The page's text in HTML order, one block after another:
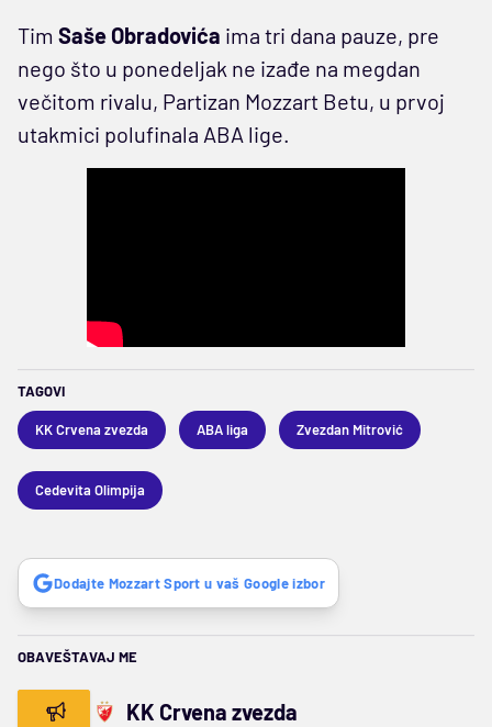
Tim Saše Obradovića ima tri dana pauze, pre
nego što u ponedeljak ne izađe na megdan
večitom rivalu, Partizan Mozzart Betu, u prvoj
utakmici polufinala ABA lige.
TAGOVI
KK Crvena zvezda ABA liga Zvezdan Mitrović
Cedevita Olimpija
Dodajte Mozzart Sport u vaš Google izbor
OBAVEŠTAVAJ ME
KK Crvena zvezda